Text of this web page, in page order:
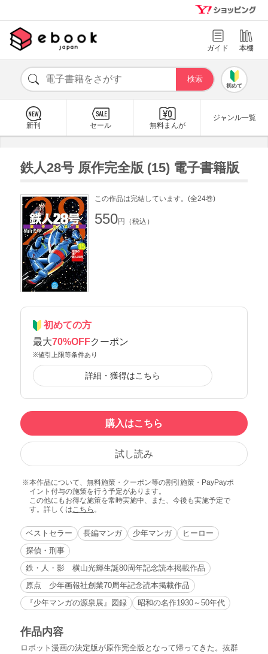
ガイド 本棚
初めて
新刊 セール 無料まんが
ジャンル一覧
鉄人28号 原作完全版 (15) 電子書籍版
この作品は完結しています。(全24巻)
550円（税込）
初めての方
最大70%OFFクーポン
※値引上限等条件あり
詳細・獲得はこちら
購入はこちら
試し読み
本作品について、無料施策・クーポン等の割引施策・PayPayポ
イント付与の施策を行う予定があります。
この他にもお得な施策を常時実施中、また、今後も実施予定で
す。詳しくはこちら 。
ベストセラー 長編マンガ 少年マンガ
ヒーロー
探偵・刑事
鉄・人・影 横山光輝生誕80周年記念読本掲載作品
原点 少年画報社創業70周年記念読本掲載作品
『少年マンガの源泉展』図録
昭和の名作1930～50年代
作品内容
ロボット漫画の決定版が原作完全版となって帰ってきた。抜群